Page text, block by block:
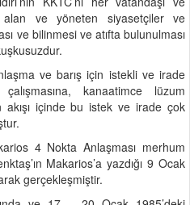
alan ve yöneten siyasetçiler ve
ve bilinmesi ve atıfta bulunulması
ve barış için istekli ve irade
kanaatimce lüzum
akışı içinde bu istek ve irade çok
4 Nokta Anlaşması merhum
Makarios’a yazdığı 9 Ocak
gerçekleşmiştir.